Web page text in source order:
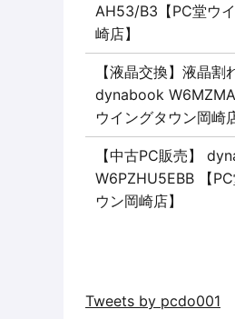
AH53/B3【PC堂ウ
崎店】
【液晶交換】液晶割
dynabook
ウイングタウン岡崎
【中古PC販売】
W6PZHU5EBB 【
ウン岡崎店】
Tweets by pcdo001